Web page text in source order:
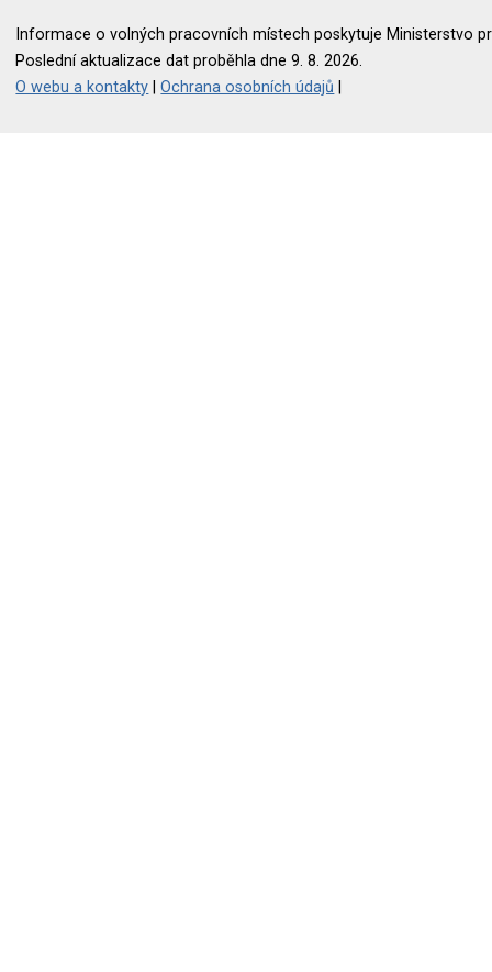
Informace o volných pracovních místech poskytuje Ministerstvo
Poslední aktualizace dat proběhla dne 9. 8. 2026.
O webu a kontakty |Ochrana osobních údajů